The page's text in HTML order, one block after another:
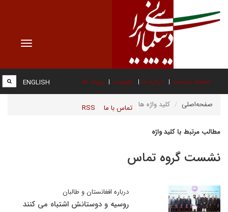
Toggle
صفحه نخست درباره ما عضویت پیوند ها
تماس با ما RSS
ENGLISH
صفحه‌اصلی کلید واژه ها
مطالب مرتبط با کلید واژه
نشست گروه تماس
درباره افغانستان و طالبان
روسیه و دوستانش اشتباه می کنند